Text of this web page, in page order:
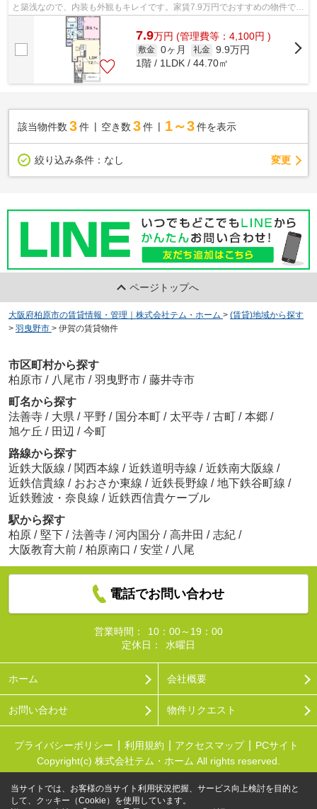
と築浅なので、内装も外観もキレイです。家賃7.9万円でおすすめの物件で
す。「アンフィニⅡ」のここがイチオシ。...
7.9万円 (管理費等：4,100円 )
敷金 0ヶ月 礼金 9.9万円
1階 / 1LDK / 44.70㎡
該当物件数 3件 空き数 3 件 1～3 件を表示
絞り込み条件： なし 変更
ページトップへ
大阪府柏原市の賃貸情報・管理｜株式会社テム・ホーム > (賃貸)地域から探す
> 羽曳野市 > 伊賀の賃貸物件
市区町村から探す
柏原市 / 八尾市 / 羽曳野市 / 藤井寺市
町名から探す
法善寺 / 大県 / 平野 / 国分本町 / 太平寺 / 古町 / 本郷 /
旭ケ丘 / 田辺 / 今町
路線から探す
近鉄大阪線 / 関西本線 / 近鉄道明寺線 / 近鉄南大阪線 /
近鉄信貴線 / おおさか東線 / 近鉄長野線 / 地下鉄谷町線 /
近鉄難波・奈良線 / 近鉄西信貴ケーブル
駅から探す
柏原 / 堅下 / 法善寺 / 河内国分 / 高井田 / 志紀 /
大阪教育大前 / 柏原南口 / 安堂 / 八尾
電話でお問い合わせ
営業時間：
10：00～19：00
定休日：
水曜日
ホーム 会社概要
お問い合わせ 物件リクエスト
プライバシーポリシー 利用規約 アクセスマップ
PCサイト
Copyright(c) 株式会社テム・ホーム All rights reserved.
当サイトでは、お客様の当サイト利用状況把握、サービス向上検討を目的と
して、クッキー（Cookie）を使用しています。